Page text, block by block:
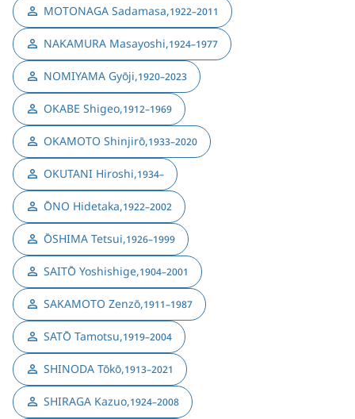
MOTONAGA Sadamasa,1922–2011
NAKAMURA Masayoshi,1924–1977
NOMIYAMA Gyōji,1920–2023
OKABE Shigeo,1912–1969
OKAMOTO Shinjirō,1933–2020
OKUTANI Hiroshi,1934–
ŌNO Hidetaka,1922–2002
ŌSHIMA Tetsui,1926–1999
SAITŌ Yoshishige,1904–2001
SAKAMOTO Zenzō,1911–1987
SATŌ Tamotsu,1919–2004
SHINODA Tōkō,1913–2021
SHIRAGA Kazuo,1924–2008